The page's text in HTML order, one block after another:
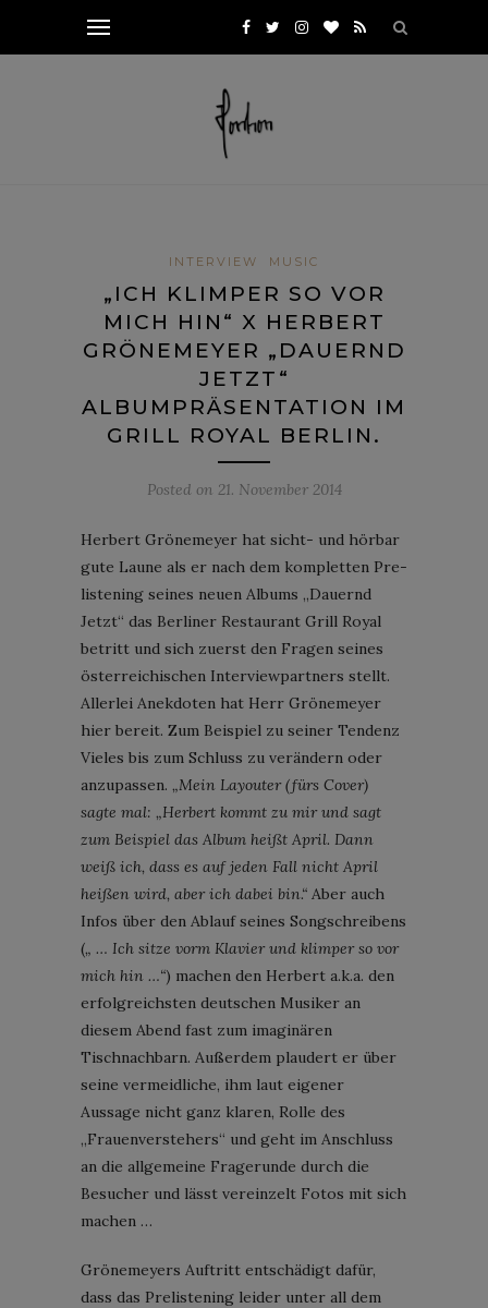
INTERVIEW MUSIC
„ICH KLIMPER SO VOR
MICH HIN“ X HERBERT
GRÖNEMEYER „DAUERND
JETZT“
ALBUMPRÄSENTATION IM
GRILL ROYAL BERLIN.
Posted on 21. November 2014
Herbert Grönemeyer hat sicht- und hörbar
gute Laune als er nach dem kompletten Pre-
listening seines neuen Albums „Dauernd
Jetzt“ das Berliner Restaurant Grill Royal
betritt und sich zuerst den Fragen seines
österreichischen Interviewpartners stellt.
Allerlei Anekdoten hat Herr Grönemeyer
hier bereit. Zum Beispiel zu seiner Tendenz
Vieles bis zum Schluss zu verändern oder
anzupassen. „Mein Layouter (fürs Cover)
sagte mal: „Herbert kommt zu mir und sagt
zum Beispiel das Album heißt April. Dann
weiß ich, dass es auf jeden Fall nicht April
heißen wird, aber ich dabei bin.“ Aber auch
Infos über den Ablauf seines Songschreibens
(„ … Ich sitze vorm Klavier und klimper so vor
mich hin …“) machen den Herbert a.k.a. den
erfolgreichsten deutschen Musiker an
diesem Abend fast zum imaginären
Tischnachbarn. Außerdem plaudert er über
seine vermeidliche, ihm laut eigener
Aussage nicht ganz klaren, Rolle des
„Frauenverstehers“ und geht im Anschluss
an die allgemeine Fragerunde durch die
Besucher und lässt vereinzelt Fotos mit sich
machen …
Grönemeyers Auftritt entschädigt dafür,
dass das Prelistening leider unter all dem